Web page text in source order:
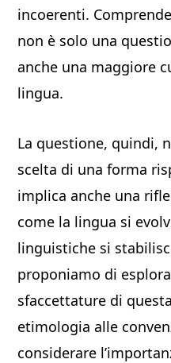
incoerenti.
non è solo una
anche una maggiore
lingua.
La questione, quindi,
scelta di una forma
implica anche una
come la lingua si
linguistiche si
proponiamo di
sfaccettature di
etimologia alle
considerare